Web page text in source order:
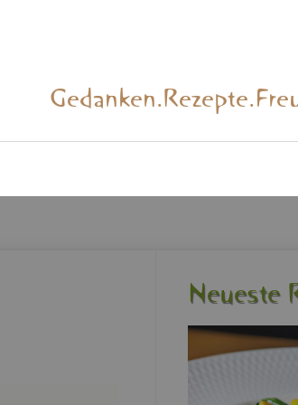
Neu­es­te